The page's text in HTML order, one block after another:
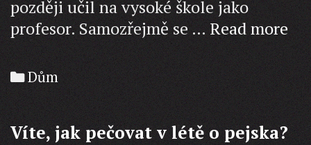
později učil na vysoké škole jako
profesor. Samozřejmě se … Read more
Categories
Dům
Víte, jak pečovat v létě o pejska?